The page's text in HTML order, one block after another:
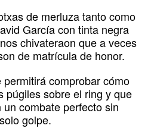
de merluza tanto como
García con tinta negra
chivateraon que a veces
de matrícula de honor.
comprobar cómo
púgiles sobre el ring y que
combate perfecto sin
golpe.